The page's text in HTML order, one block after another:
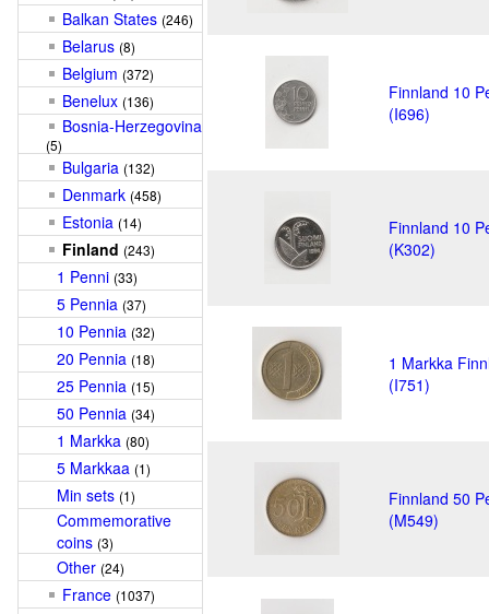
Balkan States (246)
Belarus (8)
Belgium (372)
Benelux (136)
Bosnia-Herzegovina
(5)
Bulgaria (132)
Denmark (458)
Estonia (14)
Finland (243)
1 Penni (33)
5 Pennia (37)
10 Pennia (32)
20 Pennia (18)
25 Pennia (15)
50 Pennia (34)
1 Markka (80)
5 Markkaa (1)
Min sets (1)
Commemorative
coins (3)
Other (24)
France (1037)
Finnland 10
(I696)
Finnland 10
(K302)
1 Markka
(I751)
Finnland 50
(M549)